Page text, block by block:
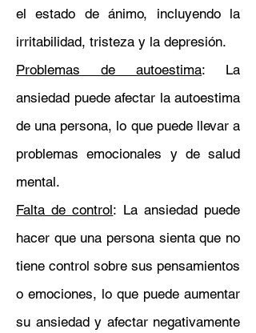
el estado de ánimo, incluyendo la
irritabilidad, tristeza y la depresión.
Problemas de autoestima: La
ansiedad puede afectar la autoestima
de una persona, lo que puede llevar a
problemas emocionales y de salud
mental.
Falta de control: La ansiedad puede
hacer que una persona sienta que no
tiene control sobre sus pensamientos
o emociones, lo que puede aumentar
su ansiedad y afectar negativamente